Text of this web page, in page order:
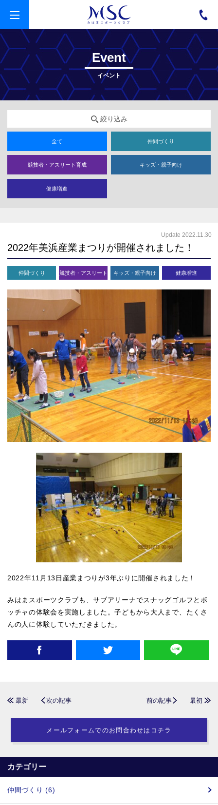
t
o
g
e
v
t
Event
イベント
絞り込み
全て 仲間づくり
競技者・アスリート育成 キッズ・親子向け
健康増進
2022年美浜産業まつりが開催されました！
Update 2022.11.30
仲間づくり 競技者・アスリート キッズ・親子向け 健康増進
2022年11月13日産業まつりが3年ぶりに開催されました！
みはまスポーツクラブも、サブアリーナでスナッグゴルフとボ
ッチャの体験会を実施しました。子どもから大人まで、たくさ
んの人に体験していただきました。
最新 次の記事 前の記事 最初
メールフォームでのお問合わせはコチラ
カテゴリー
仲間づくり (6)